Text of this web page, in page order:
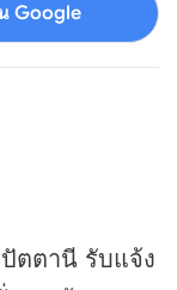
Google
ตตานี รับแจ้ง